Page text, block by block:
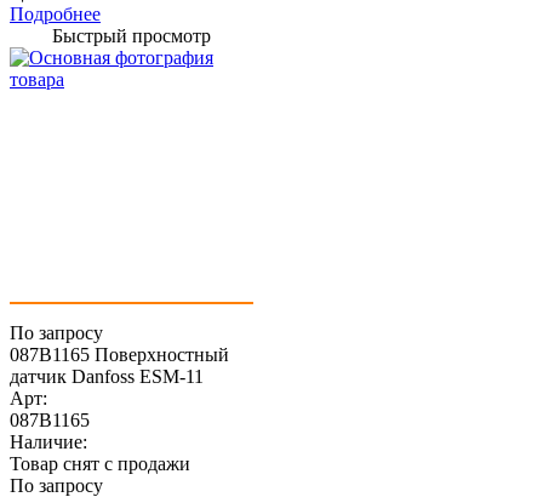
Подробнее
Быстрый просмотр
По запросу
087B1165 Поверхностный
датчик Danfoss ESM-11
Арт:
087B1165
Наличие:
Товар снят с продажи
По запросу